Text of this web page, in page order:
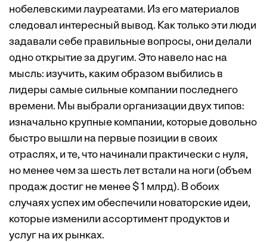
нобелевскими лауреатами. Из его материалов
следовал интересный вывод. Как только эти люди
задавали себе правильные вопросы, они делали
одно открытие за другим. Это навело нас на
мысль: изучить, каким образом выбились в
лидеры самые сильные компании последнего
времени. Мы выбрали организации двух типов:
изначально крупные компании, которые довольно
быстро вышли на первые позиции в своих
отраслях, и те, что начинали практически с нуля,
но менее чем за шесть лет встали на ноги (объем
продаж достиг не менее $ 1 млрд). В обоих
случаях успех им обеспечили новаторские идеи,
которые изменили ассортимент продуктов и
услуг на их рынках.